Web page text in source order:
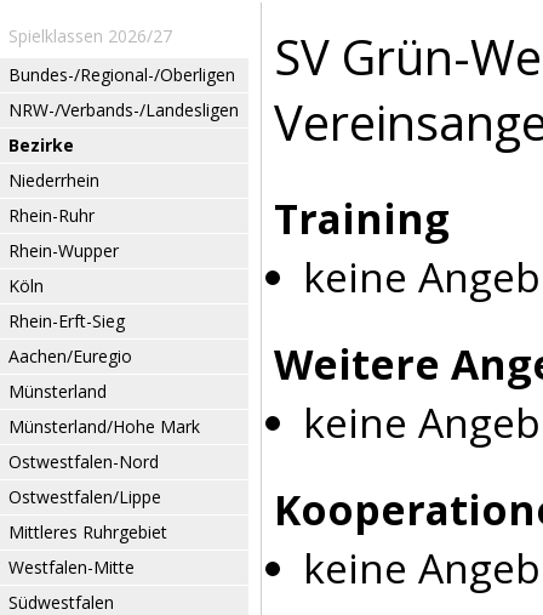
Spielklassen 2026/27
Bundes-/Regional-/Oberligen
NRW-/Verbands-/Landesligen
Bezirke
Niederrhein
Rhein-Ruhr
Rhein-Wupper
Köln
Rhein-Erft-Sieg
Aachen/Euregio
Münsterland
Münsterland/Hohe Mark
Ostwestfalen-Nord
Ostwestfalen/Lippe
Mittleres Ruhrgebiet
Westfalen-Mitte
Südwestfalen
SV Grün-
Training
keine
Weitere
keine
keine